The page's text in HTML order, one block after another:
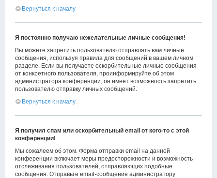
Вернуться к началу
Я постоянно получаю нежелательные личные сообщения!
Вы можете запретить пользователю отправлять вам личные
сообщения, используя правила для сообщений в вашем личном
разделе. Если вы получаете оскорбительные личные сообщения
от конкретного пользователя, проинформируйте об этом
администратора конференции; он имеет возможность запретить
пользователю отправку личных сообщений.
Вернуться к началу
Я получил спам или оскорбительный email от кого-то с этой
конференции!
Мы сожалеем об этом. Форма отправки email на данной
конференции включает меры предосторожности и возможность
отслеживания пользователей, отправляющих подобные
сообщения. Отправьте email-сообщение администратору